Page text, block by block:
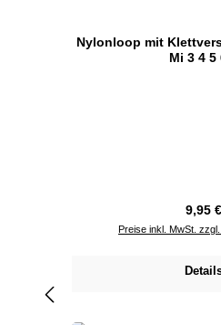
Nylonloop mit
Mi 3 4 5
9,95 €
Preise inkl. MwSt.